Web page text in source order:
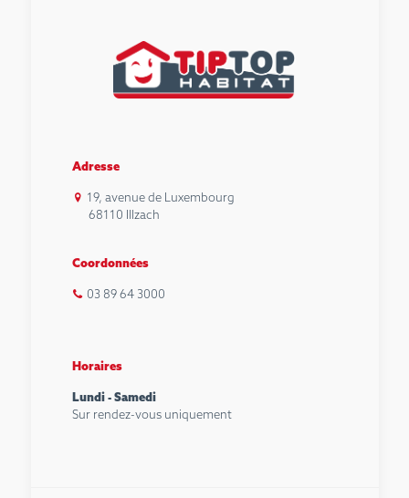
Adresse
19, avenue de Luxembourg
68110 Illzach
Coordonnées
03 89 64 3000
Horaires
Lundi - Samedi
Sur rendez-vous uniquement